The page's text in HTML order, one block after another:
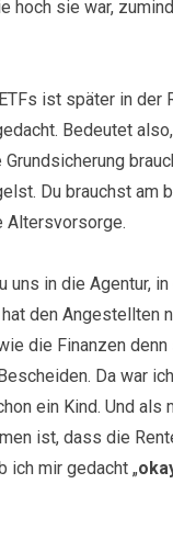
hoch sie war,
ist später in der
Bedeutet
Du brauchst am
Altersvorsorge.
uns in die Agentur,
den Angestellten
die Finanzen
Da war
ein Kind. Und als
ist, dass die
ich mir gedacht „